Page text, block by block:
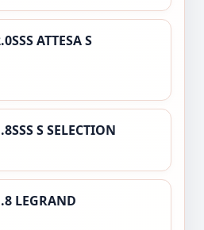
ATTESA S
S SELECTION
LEGRAND